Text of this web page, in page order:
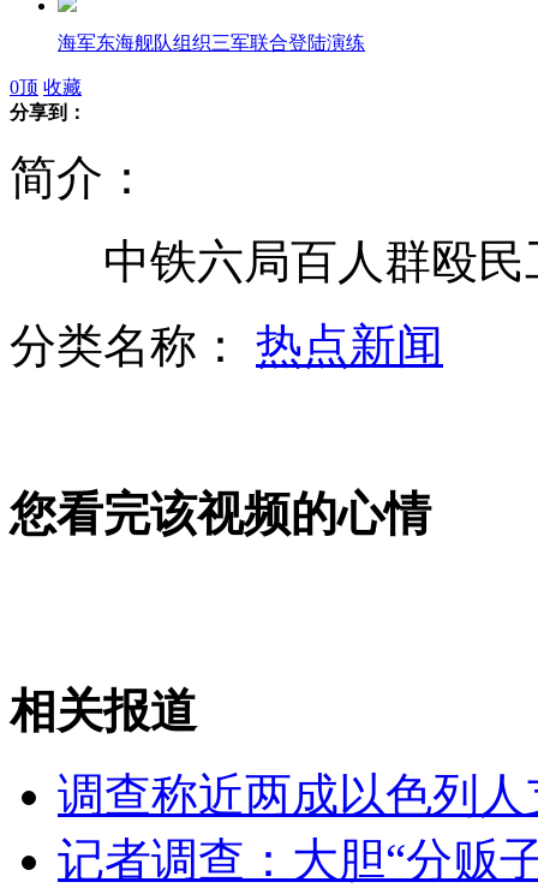
海军东海舰队组织三军联合登陆演练
中铁六局百人群殴民工事件内幕
“表哥”栽了：“微笑局长”被撤职
广东双节公路通行费或由企业埋单
石原叫嚣:中国船只“敢来就砍”
女孩北京地铁殴打老人 痛下狠手拳打脚踢
无痛分娩是否安全 医生回应
外交部：反对强权政治霸凌主义
0顶 收藏
分享到：
简介：
中铁六局百人群殴民
分类名称： 热点新闻
您看完该视频的心情
相关报道
调查称近两成以色列
记者调查：大胆“分贩